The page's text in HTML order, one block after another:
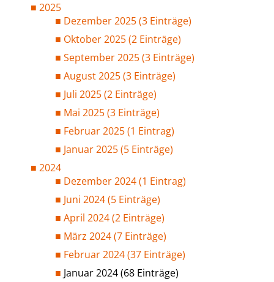
2025
Dezember 2025 (3 Einträge)
Oktober 2025 (2 Einträge)
September 2025 (3 Einträge)
August 2025 (3 Einträge)
Juli 2025 (2 Einträge)
Mai 2025 (3 Einträge)
Februar 2025 (1 Eintrag)
Januar 2025 (5 Einträge)
2024
Dezember 2024 (1 Eintrag)
Juni 2024 (5 Einträge)
April 2024 (2 Einträge)
März 2024 (7 Einträge)
Februar 2024 (37 Einträge)
Januar 2024 (68 Einträge)